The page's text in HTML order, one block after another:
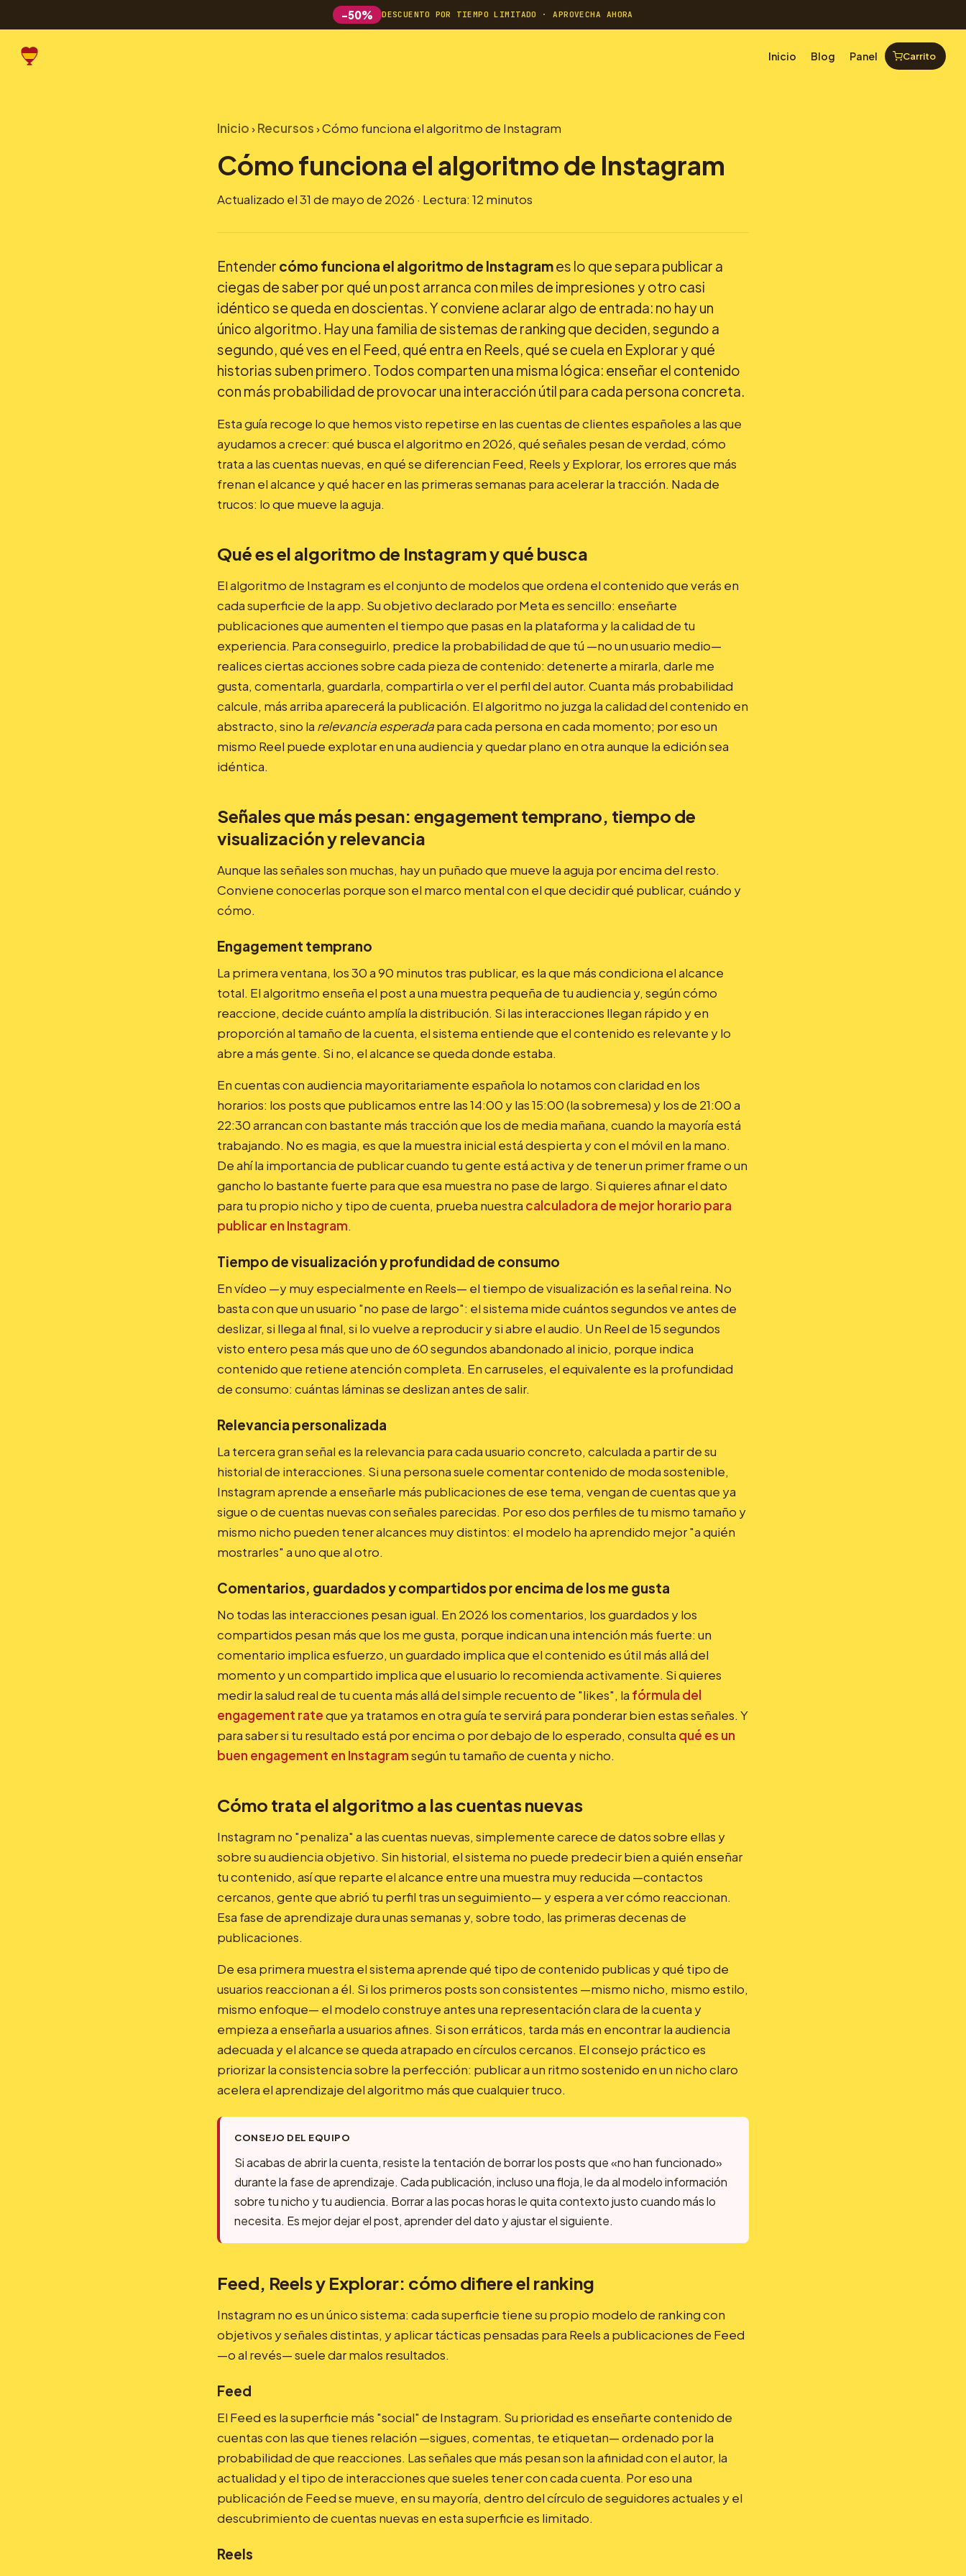
-50% DESCUENTO POR TIEMPO LIMITADO · APROVECHA AHORA
Inicio Blog Panel Carrito
Inicio›Recursos›Cómo funciona el algoritmo de Instagram
Cómo funciona el algoritmo de Instagram
Actualizado el 31 de mayo de 2026 · Lectura: 12 minutos
Entender cómo funciona el algoritmo de Instagrames lo que separa publicar a
ciegas de saber por qué un post arranca con miles de impresiones y otro casi
idéntico se queda en doscientas. Y conviene aclarar algo de entrada: no hay un
único algoritmo. Hay una familia de sistemas de ranking que deciden, segundo a
segundo, qué ves en el Feed, qué entra en Reels, qué se cuela en Explorar y qué
historias suben primero. Todos comparten una misma lógica: enseñar el contenido
con más probabilidad de provocar una interacción útil para cada persona concreta.
Esta guía recoge lo que hemos visto repetirse en las cuentas de clientes españoles a las que
ayudamos a crecer: qué busca el algoritmo en 2026, qué señales pesan de verdad, cómo
trata a las cuentas nuevas, en qué se diferencian Feed, Reels y Explorar, los errores que más
frenan el alcance y qué hacer en las primeras semanas para acelerar la tracción. Nada de
trucos: lo que mueve la aguja.
Qué es el algoritmo de Instagram y qué busca
El algoritmo de Instagram es el conjunto de modelos que ordena el contenido que verás en
cada superficie de la app. Su objetivo declarado por Meta es sencillo: enseñarte
publicaciones que aumenten el tiempo que pasas en la plataforma y la calidad de tu
experiencia. Para conseguirlo, predice la probabilidad de que tú —no un usuario medio—
realices ciertas acciones sobre cada pieza de contenido: detenerte a mirarla, darle me
gusta, comentarla, guardarla, compartirla o ver el perfil del autor. Cuanta más probabilidad
calcule, más arriba aparecerá la publicación. El algoritmo no juzga la calidad del contenido en
abstracto, sino la relevancia esperadapara cada persona en cada momento; por eso un
mismo Reel puede explotar en una audiencia y quedar plano en otra aunque la edición sea
idéntica.
Señales que más pesan: engagement temprano, tiempo de
visualización y relevancia
Aunque las señales son muchas, hay un puñado que mueve la aguja por encima del resto.
Conviene conocerlas porque son el marco mental con el que decidir qué publicar, cuándo y
cómo.
Engagement temprano
La primera ventana, los 30 a 90 minutos tras publicar, es la que más condiciona el alcance
total. El algoritmo enseña el post a una muestra pequeña de tu audiencia y, según cómo
reaccione, decide cuánto amplía la distribución. Si las interacciones llegan rápido y en
proporción al tamaño de la cuenta, el sistema entiende que el contenido es relevante y lo
abre a más gente. Si no, el alcance se queda donde estaba.
En cuentas con audiencia mayoritariamente española lo notamos con claridad en los
horarios: los posts que publicamos entre las 14:00 y las 15:00 (la sobremesa) y los de 21:00 a
22:30 arrancan con bastante más tracción que los de media mañana, cuando la mayoría está
trabajando. No es magia, es que la muestra inicial está despierta y con el móvil en la mano.
De ahí la importancia de publicar cuando tu gente está activa y de tener un primer frame o un
gancho lo bastante fuerte para que esa muestra no pase de largo. Si quieres afinar el dato
para tu propio nicho y tipo de cuenta, prueba nuestra calculadora de mejor horario para
publicar en Instagram.
Tiempo de visualización y profundidad de consumo
En vídeo —y muy especialmente en Reels— el tiempo de visualización es la señal reina. No
basta con que un usuario "no pase de largo": el sistema mide cuántos segundos ve antes de
deslizar, si llega al final, si lo vuelve a reproducir y si abre el audio. Un Reel de 15 segundos
visto entero pesa más que uno de 60 segundos abandonado al inicio, porque indica
contenido que retiene atención completa. En carruseles, el equivalente es la profundidad
de consumo: cuántas láminas se deslizan antes de salir.
Relevancia personalizada
La tercera gran señal es la relevancia para cada usuario concreto, calculada a partir de su
historial de interacciones. Si una persona suele comentar contenido de moda sostenible,
Instagram aprende a enseñarle más publicaciones de ese tema, vengan de cuentas que ya
sigue o de cuentas nuevas con señales parecidas. Por eso dos perfiles de tu mismo tamaño y
mismo nicho pueden tener alcances muy distintos: el modelo ha aprendido mejor "a quién
mostrarles" a uno que al otro.
Comentarios, guardados y compartidos por encima de los me gusta
No todas las interacciones pesan igual. En 2026 los comentarios, los guardados y los
compartidos pesan más que los me gusta, porque indican una intención más fuerte: un
comentario implica esfuerzo, un guardado implica que el contenido es útil más allá del
momento y un compartido implica que el usuario lo recomienda activamente. Si quieres
medir la salud real de tu cuenta más allá del simple recuento de "likes", la fórmula del
engagement rateque ya tratamos en otra guía te servirá para ponderar bien estas señales. Y
para saber si tu resultado está por encima o por debajo de lo esperado, consulta qué es un
buen engagement en Instagramsegún tu tamaño de cuenta y nicho.
Cómo trata el algoritmo a las cuentas nuevas
Instagram no "penaliza" a las cuentas nuevas, simplemente carece de datos sobre ellas y
sobre su audiencia objetivo. Sin historial, el sistema no puede predecir bien a quién enseñar
tu contenido, así que reparte el alcance entre una muestra muy reducida —contactos
cercanos, gente que abrió tu perfil tras un seguimiento— y espera a ver cómo reaccionan.
Esa fase de aprendizaje dura unas semanas y, sobre todo, las primeras decenas de
publicaciones.
De esa primera muestra el sistema aprende qué tipo de contenido publicas y qué tipo de
usuarios reaccionan a él. Si los primeros posts son consistentes —mismo nicho, mismo estilo,
mismo enfoque— el modelo construye antes una representación clara de la cuenta y
empieza a enseñarla a usuarios afines. Si son erráticos, tarda más en encontrar la audiencia
adecuada y el alcance se queda atrapado en círculos cercanos. El consejo práctico es
priorizar la consistencia sobre la perfección: publicar a un ritmo sostenido en un nicho claro
acelera el aprendizaje del algoritmo más que cualquier truco.
CONSEJO DEL EQUIPO
Si acabas de abrir la cuenta, resiste la tentación de borrar los posts que «no han funcionado»
durante la fase de aprendizaje. Cada publicación, incluso una floja, le da al modelo información
sobre tu nicho y tu audiencia. Borrar a las pocas horas le quita contexto justo cuando más lo
necesita. Es mejor dejar el post, aprender del dato y ajustar el siguiente.
Feed, Reels y Explorar: cómo difiere el ranking
Instagram no es un único sistema: cada superficie tiene su propio modelo de ranking con
objetivos y señales distintas, y aplicar tácticas pensadas para Reels a publicaciones de Feed
—o al revés— suele dar malos resultados.
Feed
El Feed es la superficie más "social" de Instagram. Su prioridad es enseñarte contenido de
cuentas con las que tienes relación —sigues, comentas, te etiquetan— ordenado por la
probabilidad de que reacciones. Las señales que más pesan son la afinidad con el autor, la
actualidad y el tipo de interacciones que sueles tener con cada cuenta. Por eso una
publicación de Feed se mueve, en su mayoría, dentro del círculo de seguidores actuales y el
descubrimiento de cuentas nuevas en esta superficie es limitado.
Reels